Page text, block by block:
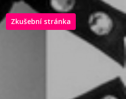
Zkušební stránka